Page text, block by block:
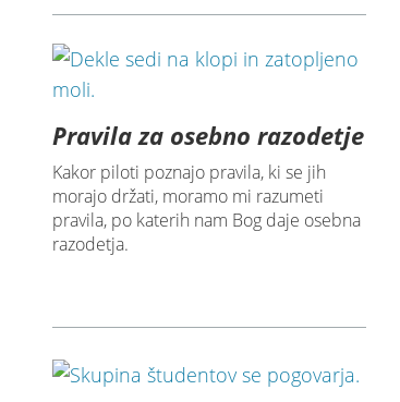
Pravila za osebno razodetje
Kakor piloti poznajo pravila, ki se jih
morajo držati, moramo mi razumeti
pravila, po katerih nam Bog daje osebna
razodetja.